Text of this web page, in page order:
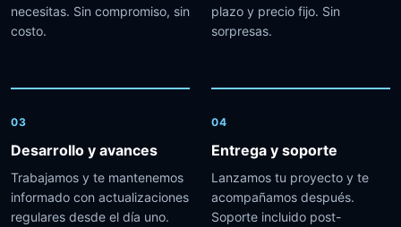
necesitas. Sin compromiso, sin
costo.
plazo y precio fijo. Sin
sorpresas.
03
Desarrollo y avances
Trabajamos y te mantenemos
informado con actualizaciones
regulares desde el día uno.
04
Entrega y soporte
Lanzamos tu proyecto y te
acompañamos después.
Soporte incluido post-